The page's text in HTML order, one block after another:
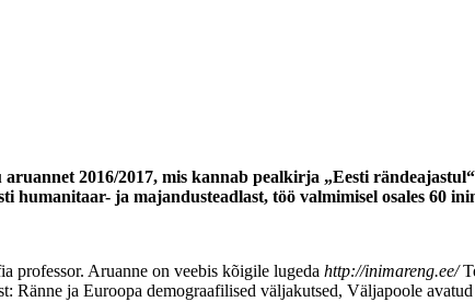
2016/2017, mis kannab pealkirja „Eesti
humanitaar- ja majandusteadlast, töö valmimisel osales 60
professor. Aruanne on veebis kõigile lugeda http://inimareng.ee/
Ränne ja Euroopa demograafilised väljakutsed, Väljapoole